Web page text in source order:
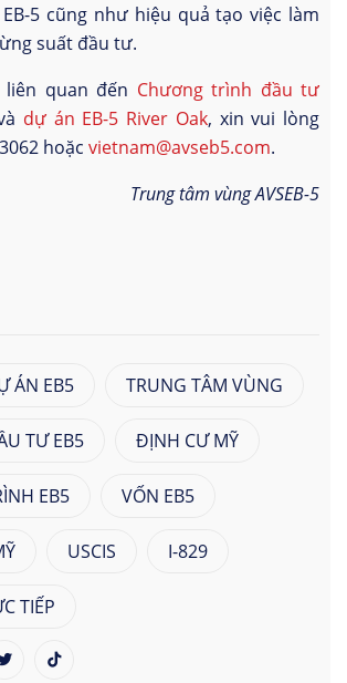
5 cũng như hiệu quả tạo việc làm
suất đầu tư.
quan đến Chương trình đầu tư
dự án EB-5 River Oak, xin vui lòng
hoặc vietnam@avseb5.com.
Trung tâm vùng AVSEB-5
ÁN EB5 TRUNG TÂM VÙNG
TƯ EB5 ĐỊNH CƯ MỸ
EB5 VỐN EB5
USCIS I-829
TIẾP